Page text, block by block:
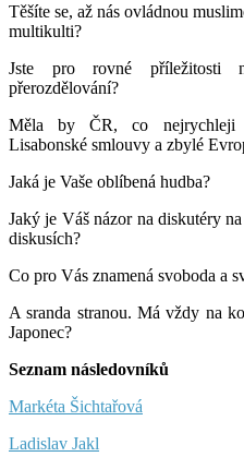
Těšíte se, až nás ovládnou
multikulti?
Jste pro rovné příležitosti
přerozdělování?
Měla by ČR, co nejrychleji
Lisabonské smlouvy a zbylé
Jaká je Vaše oblíbená hudba?
Jaký je Váš názor na diskutéry
diskusích?
Co pro Vás znamená svoboda a
A sranda stranou. Má vždy na
Japonec?
Seznam následovníků
Markéta Šichtařová
Ladislav Jakl